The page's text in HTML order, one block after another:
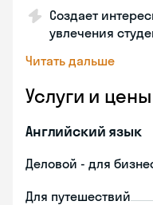
Создает
увлечения
Читать дальше
Услуги и цены
Английский язык
Деловой - для
Для путешествий